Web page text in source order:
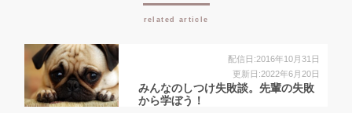
related article
配信日:2016年10月31日
更新日:2022年6月20日
みんなのしつけ失敗談。先輩の失敗
から学ぼう！